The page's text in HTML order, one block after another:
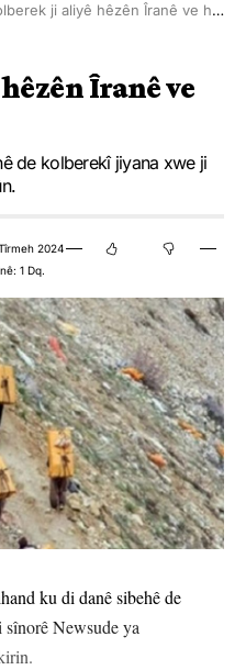
ji aliyê hêzên Îranê ve hate qetilkirin
Îranê ve
de kolberekî jiyana xwe ji
2024
1 Dq.
ku di danê sibehê de
sînorê Newsude ya